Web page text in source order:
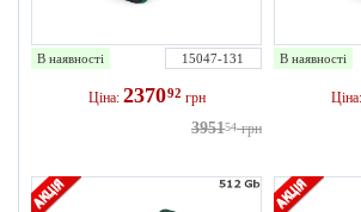
В наявності 15047-131
Ціна: 237092 грн
395154 грн
В наявності
Ціна: